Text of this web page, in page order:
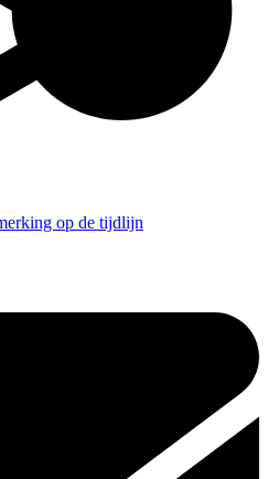
op de tijdlijn